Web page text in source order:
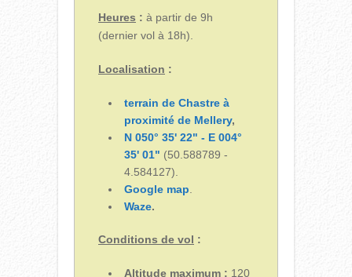
Heures : à partir de 9h
(dernier vol à 18h).
Localisation :
terrain de Chastre à
proximité de Mellery,
N 050° 35' 22" - E 004°
35' 01" (50.588789 -
4.584127).
Google map.
Waze.
Conditions de vol :
Altitude maximum : 120